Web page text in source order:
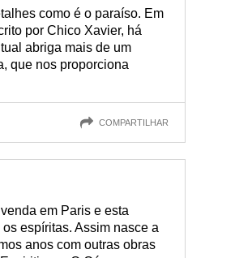
como é o paraíso. Em
por Chico Xavier, há
abriga mais de um
que nos proporciona
COMPARTILHAR
em Paris e esta
espíritas. Assim nasce a
anos com outras obras